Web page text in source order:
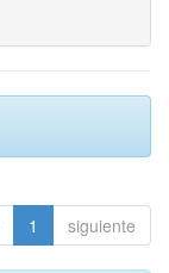
1 siguiente